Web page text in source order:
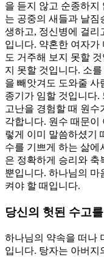
을 듣지 않고 순종하지
는 공중의 새들과 날짐
생하고, 정신병에 걸리
입니다. 약혼한 여자가
도 거주해 보지 못할
지 못할 것입니다. 소
을 빼앗겨도 도와줄 사
종기가 임할 것입니다.
고난을 경험할 때 원
각합니다. 원수 때문이
렇게 이미 말씀하셨기
수를 기쁘게 하는 삶에
은 정확하게 승리와 축
뿐입니다. 하나님의 마
켜야 할 때입니다.
당신의 헛된 수고
하나님의 약속을 떠나
입니다. 탕자는 아버지